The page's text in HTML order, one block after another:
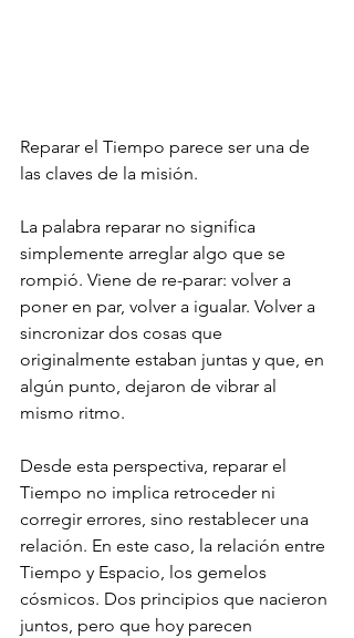
Reparar el Tiempo parece ser una de
las claves de la misión.
La palabra reparar no significa
simplemente arreglar algo que se
rompió. Viene de re-parar: volver a
poner en par, volver a igualar. Volver a
sincronizar dos cosas que
originalmente estaban juntas y que, en
algún punto, dejaron de vibrar al
mismo ritmo.
Desde esta perspectiva, reparar el
Tiempo no implica retroceder ni
corregir errores, sino restablecer una
relación. En este caso, la relación entre
Tiempo y Espacio, los gemelos
cósmicos. Dos principios que nacieron
juntos, pero que hoy parecen